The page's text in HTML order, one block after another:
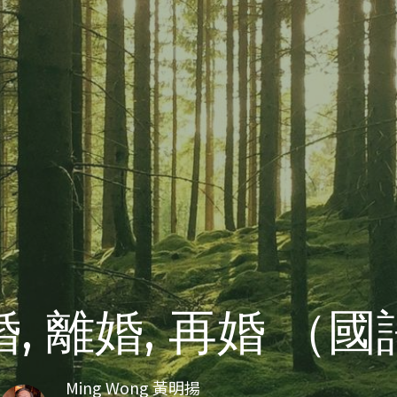
, 離婚, 再婚 （國
Ming Wong 黃明揚